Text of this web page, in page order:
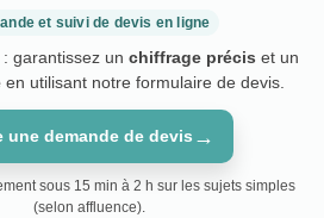
et suivi de devis en ligne
garantissez un chiffrage précis et un
en utilisant notre formulaire de devis.
une demande de devis →
sous 15 min à 2 h sur les sujets simples
(selon affluence).